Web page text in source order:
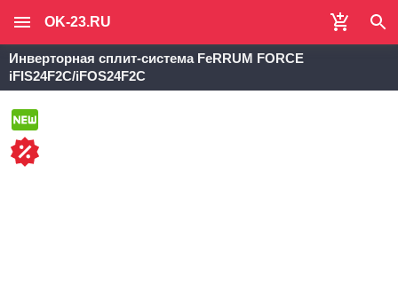
OK-23.RU
Инверторная сплит-система FeRRUM FORCE
iFIS24F2C/iFOS24F2C